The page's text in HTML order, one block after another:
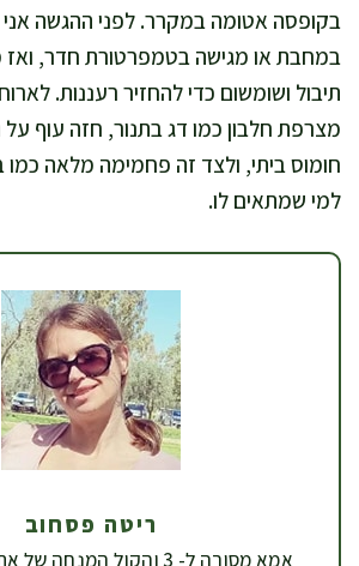
בקופסה אטומה במקרר. לפני ההגשה
במחבת או מגישה בטמפרטורת חדר, ואז
תיבול ושומשום כדי להחזיר רעננות.
מצרפת חלבון כמו דג בתנור, חזה עוף
חומוס ביתי, ולצד זה פחמימה מלאה כמו
למי שמתאים לו.
ריטה פסחוב
אמא מסורה ל- 3 והקול המנחה של אתר נוטרי-מאיה